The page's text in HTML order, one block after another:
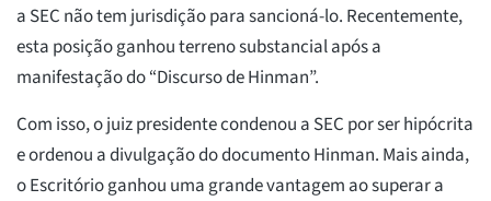
a SEC não tem jurisdição para sancioná-lo. Recentemente,
esta posição ganhou terreno substancial após a
manifestação do “Discurso de Hinman”.
Com isso, o juiz presidente condenou a SEC por ser hipócrita
e ordenou a divulgação do documento Hinman. Mais ainda,
o Escritório ganhou uma grande vantagem ao superar a